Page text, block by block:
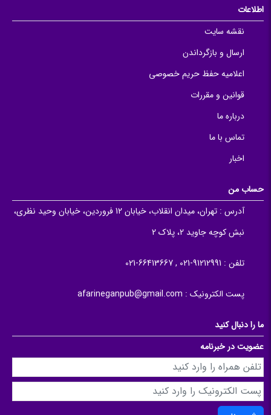
اطلاعات
نقشه سایت
ارسال و بازگرداندن
اعلامیه حفظ حریم خصوصی
قوانین و مقررات
درباره ما
تماس با ما
اخبار
حساب من
آدرس :
تهران، میدان انقلاب، خیابان 12 فروردین، خیابان وحید نظری،
نبش کوچه جاوید 2، پلاک 2
تلفن : 91212991-021 , 66413667-021
پست الکترونیک : afarineganpub@gmail.com
ما را دنبال کنید
عضویت در خبرنامه